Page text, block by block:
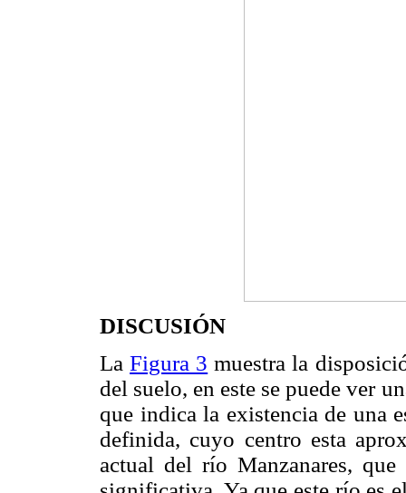
DISCUSIÓN
LaFigura 3 muestra la
del suelo, en este se puede ver
que indica la existencia de una
definida, cuyo centro esta
actual del río Manzanares,